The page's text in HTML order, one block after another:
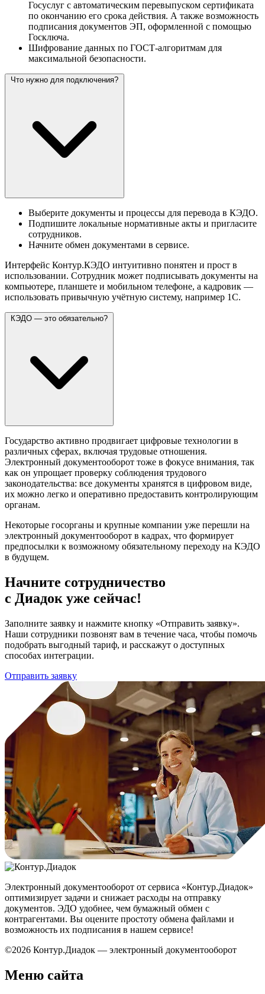
Госуслуг с автоматическим перевыпуском сертификата
по окончанию его срока действия. А также возможность
подписания документов ЭП, оформленной с помощью
Госключа.
Шифрование данных по ГОСТ-алгоритмам для
максимальной безопасности.
Что нужно для подключения?
Выберите документы и процессы для перевода в КЭДО.
Подпишите локальные нормативные акты и пригласите
сотрудников.
Начните обмен документами в сервисе.
Интерфейс Контур.КЭДО интуитивно понятен и прост в
использовании. Сотрудник может подписывать документы на
компьютере, планшете и мобильном телефоне, а кадровик —
использовать привычную учётную систему, например 1С.
КЭДО — это обязательно?
Государство активно продвигает цифровые технологии в
различных сферах, включая трудовые отношения.
Электронный документооборот тоже в фокусе внимания, так
как он упрощает проверку соблюдения трудового
законодательства: все документы хранятся в цифровом виде,
их можно легко и оперативно предоставить контролирующим
органам.
Некоторые госорганы и крупные компании уже перешли на
электронный документооборот в кадрах, что формирует
предпосылки к возможному обязательному переходу на КЭДО
в будущем.
Начните сотрудничество
с Диадок уже сейчас!
Заполните заявку и нажмите кнопку «Отправить заявку».
Наши сотрудники позвонят вам в течение часа, чтобы помочь
подобрать выгодный тариф, и расскажут о доступных
способах интеграции.
Отправить заявку
Электронный документооборот от сервиса «Контур.Диадок»
оптимизирует задачи и снижает расходы на отправку
документов. ЭДО удобнее, чем бумажный обмен с
контрагентами. Вы оцените простоту обмена файлами и
возможность их подписания в нашем сервисе!
©2026 Контур.Диадок — электронный документооборот
Меню сайта